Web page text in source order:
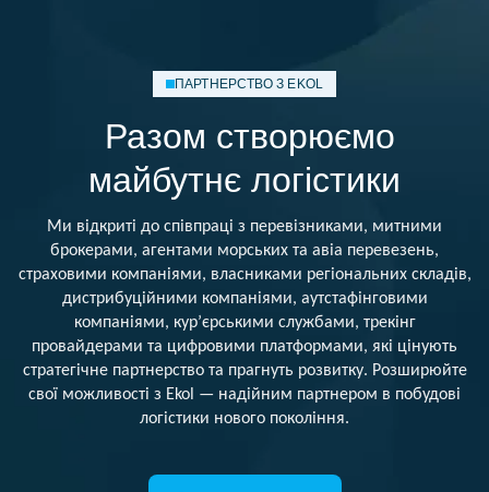
ПАРТНЕРСТВО З EKOL
Разом створюємо
майбутнє логістики
Ми відкриті до співпраці з перевізниками, митними
брокерами, агентами морських та авіа перевезень,
страховими компаніями, власниками регіональних складів,
дистрибуційними компаніями, аутстафінговими
компаніями, кур’єрськими службами, трекінг
провайдерами та цифровими платформами, які цінують
стратегічне партнерство та прагнуть розвитку. Розширюйте
свої можливості з Ekol — надійним партнером в побудові
логістики нового покоління.